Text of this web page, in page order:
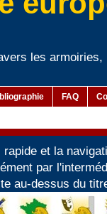
les
FAQ
rapide et la
par
au-dessus du